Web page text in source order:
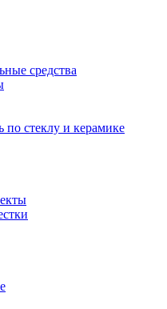
средства
по стеклу и керамике